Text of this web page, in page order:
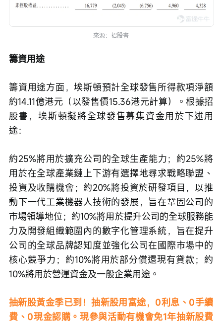
來源：招股書
籌資用途
籌資用途方面，埃斯頓預計全球發售所得款項淨額
約14.11億港元（以發售價15.36港元計算）。根據招
股書，埃斯頓擬將全球發售募集資金用於下述用
途：
約25%將用於擴充公司的全球生產能力；約25%將
用於在全球產業鏈上下游有選擇地尋求戰略聯盟、
投資及收購機會；約20%將投資於研發項目，以推
動下一代工業機器人技術的發展，旨在鞏固公司的
市場領導地位；約10%將用於提升公司的全球服務能
力及開發組織範圍內的數字化管理系統，旨在提升
公司的全球品牌認知度並強化公司在國際市場中的
核心競爭力；約10%將用於部分償還現有貸款；約
10%將用於營運資金及一般企業用途。
抽新股黃金季已到！抽新股用富途，0利息、0手續
費、0現金認購。現參與活動有機會免1年抽新股費